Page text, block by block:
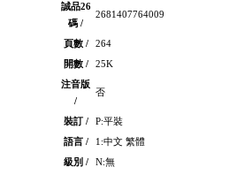
誠品26
碼 /
2681407764009
頁數 /
264
開數 /
25K
注音版
/
否
裝訂 /
P:平裝
語言 /
1:中文 繁體
級別 /
N:無